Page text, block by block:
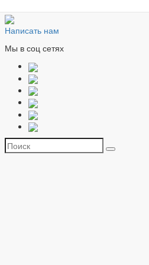
Написать нам
Мы в соц сетях